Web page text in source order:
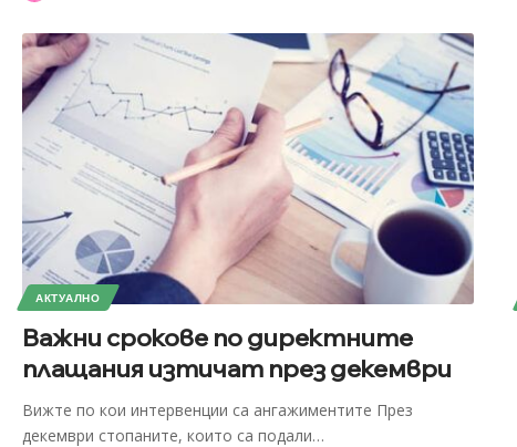
АКТУАЛНО
Важни срокове по директните
плащания изтичат през декември
Вижте по кои интервенции са ангажиментите През
декември стопаните, които са подали…